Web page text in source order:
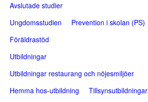
Avslutade studier
Ungdomsstudien
Prevention i skolan (PS)
Föräldrastöd
Utbildningar
Utbildningar restaurang och nöjesmiljöer
Hemma hos-utbildning
Tillsynsutbildningar